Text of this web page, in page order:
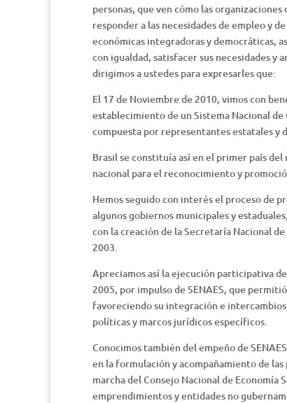
personas, que ven cómo las
responder a las necesidades de empleo y
económicas integradoras y democráticas,
con igualdad, satisfacer sus necesidades y
dirigimos a ustedes para expresarles que:
El 17 de Noviembre de 2010, vimos con
establecimiento de un Sistema Nacional
compuesta por representantes estatales y
Brasil se constituía así en el primer país
nacional para el reconocimiento y
Hemos seguido con interés el proceso de
algunos gobiernos municipales y
con la creación de la Secretaría Nacional
2003.
Apreciamos así la ejecución participativa
2005, por impulso de SENAES, que
favoreciendo su integración e
políticas y marcos jurídicos específicos.
Conocimos también del empeño de
en la formulación y acompañamiento de
marcha del Consejo Nacional de
emprendimientos y entidades no